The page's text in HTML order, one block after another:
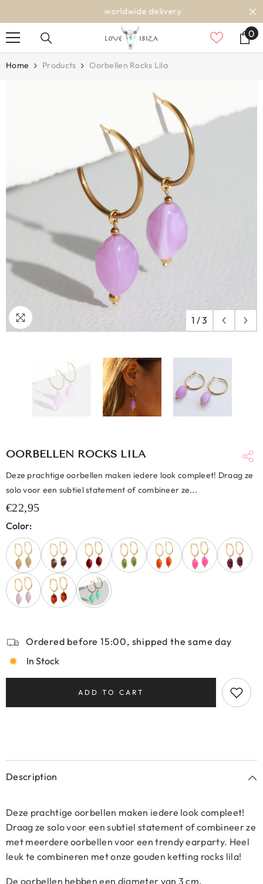
worldwide delivery
00
Home Products Oorbellen Rocks Lila
1 /3
OORBELLEN ROCKS LILA
Deze prachtige oorbellen maken iedere look compleet! Draag ze
solo voor een subtiel statement of combineer ze...
€22,95
Color:
Ordered before 15:00, shipped the same day
In Stock
ADD TO CART
Description
Deze prachtige oorbellen maken iedere look compleet!
Draag ze solo voor een subtiel statement of combineer ze
met meerdere oorbellen voor een trendy earparty. Heel
leuk te combineren met onze gouden ketting rocks lila!
De oorbellen hebben een diameter van 3 cm.